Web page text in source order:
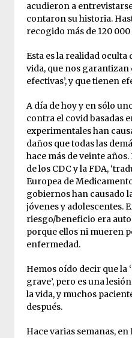
acudieron a
contaron su historia.
recogido más de 120
Esta es la realidad oculta
vida, que nos garantizan
efectivas’, y que tienen
A día de hoy y en sólo
contra el covid basadas
experimentales han
daños que todas las
hace más de veinte
de los CDC y la FDA,
Europea de
gobiernos han causado
jóvenes y adolescentes.
riesgo/beneficio era
porque ellos ni mueren
enfermedad.
Hemos oído decir que la
grave’, pero es una
la vida, y muchos
después.
Hace varias semanas,